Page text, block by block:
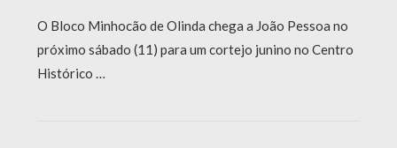
O Bloco Minhocão de Olinda chega a João Pessoa no
próximo sábado (11) para um cortejo junino no Centro
Histórico …